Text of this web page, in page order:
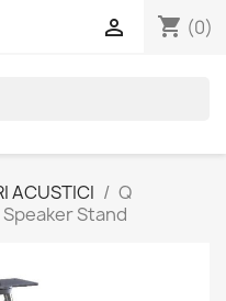
shopping_cart (0)

ACUSTICI
Q
Speaker Stand